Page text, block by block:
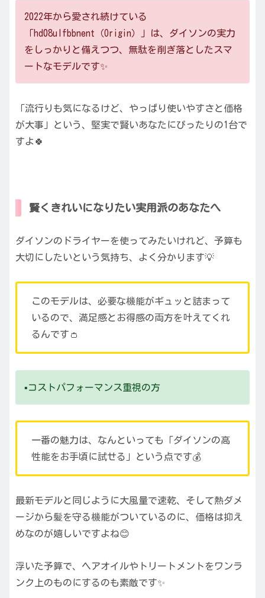
2022年から愛され続けている
「hd08ulfbbnent（Origin）」は、ダイソンの実力
をしっかりと備えつつ、無駄を削ぎ落としたスマ
ートなモデルです✨
「流行りも気になるけど、やっぱり使いやすさと価格
が大事」という、堅実で賢いあなたにぴったりの1台で
すよ🍀
賢くきれいになりたい実用派のあなたへ
ダイソンのドライヤーを使ってみたいけれど、予算も
大切にしたいという気持ち、よく分かります💡
このモデルは、必要な機能がギュッと詰まって
いるので、満足感とお得感の両方を叶えてくれ
るんです👛
▪️コストパフォーマンス重視の方
一番の魅力は、なんといっても「ダイソンの高
性能をお手頃に試せる」という点です💰
最新モデルと同じように大風量で速乾、そして熱ダメ
ージから髪を守る機能がついているのに、価格は抑え
めなのが嬉しいですよね😊
浮いた予算で、ヘアオイルやトリートメントをワンラ
ンク上のものにするのも素敵です✨